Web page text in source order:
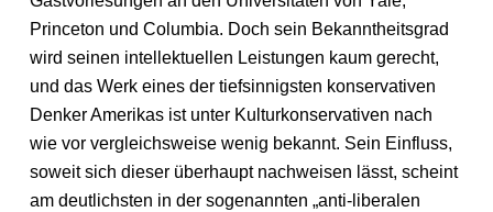
Princeton und Columbia. Doch sein Bekanntheitsgrad
wird seinen intellektuellen Leistungen kaum gerecht,
und das Werk eines der tiefsinnigsten konservativen
Denker Amerikas ist unter Kulturkonservativen nach
wie vor vergleichsweise wenig bekannt. Sein Einfluss,
soweit sich dieser überhaupt nachweisen lässt, scheint
am deutlichsten in der sogenannten „anti-liberalen